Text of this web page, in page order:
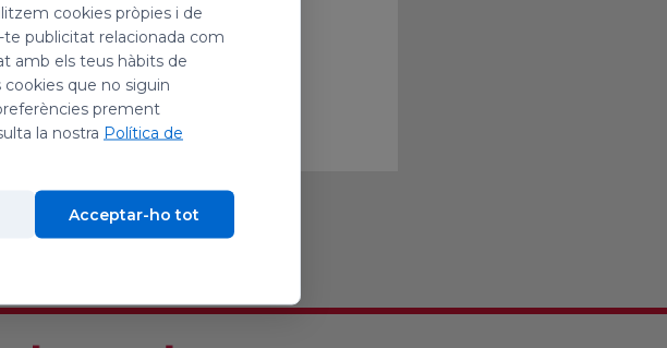
cookies pròpies i de
publicitat relacionada com
amb els teus hàbits de
que no siguin
prement
la nostra Política de
Acceptar-ho tot